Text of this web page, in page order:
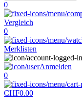
0
Vergleich
0
Merklisten
Anmelden
0
CHF0.00